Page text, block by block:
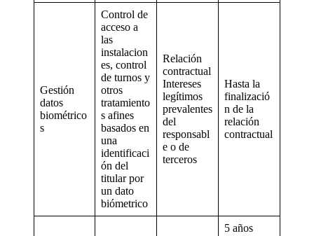
Gestión
datos
biométrico
s
Control de
acceso a
las
instalacion
es, control
de turnos y
otros
tratamiento
s afines
basados en
una
identificaci
ón del
titular por
un dato
biómetrico
Relación
contractual
Intereses
legítimos
prevalentes
del
responsabl
e o de
terceros
Hasta la
finalizació
n de la
relación
contractual
5 años